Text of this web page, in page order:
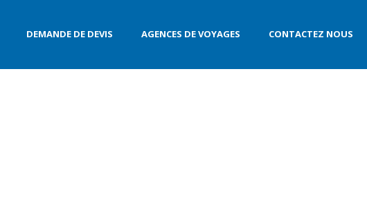
DEMANDE DE DEVIS AGENCES DE VOYAGES CONTACTEZ NOUS